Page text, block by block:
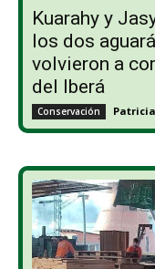
Kuarahy y
los dos
volvieron a
del Iberá
Conservación